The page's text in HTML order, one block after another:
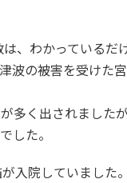
、わかっているだ
波の被害を受けた
多く出されました
した。
入院していました。